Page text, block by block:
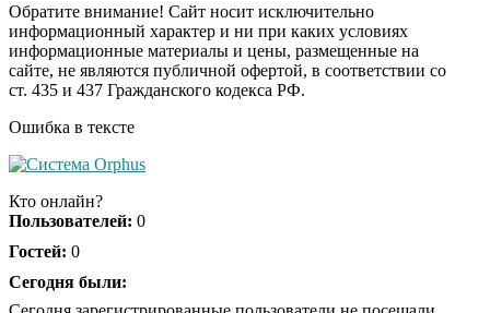
i
Этот танец невесты
оставит вас без слов!
Пересмотрела 10 раз
Ролик длится пару
Ржу не переставая, это
Обратите внимание! Сайт носит исключительно
информационный характер и ни при каких условиях
информационные материалы и цены, размещенные на
сайте, не являются публичной офертой, в соответствии со
ст. 435 и 437 Гражданского кодекса РФ.
Ошибка в тексте
Кто онлайн?
Пользователей: 0
Гостей: 0
Сегодня были: